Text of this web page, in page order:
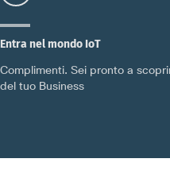
Entra nel mondo IoT
Complimenti. Sei pronto a
del tuo Business